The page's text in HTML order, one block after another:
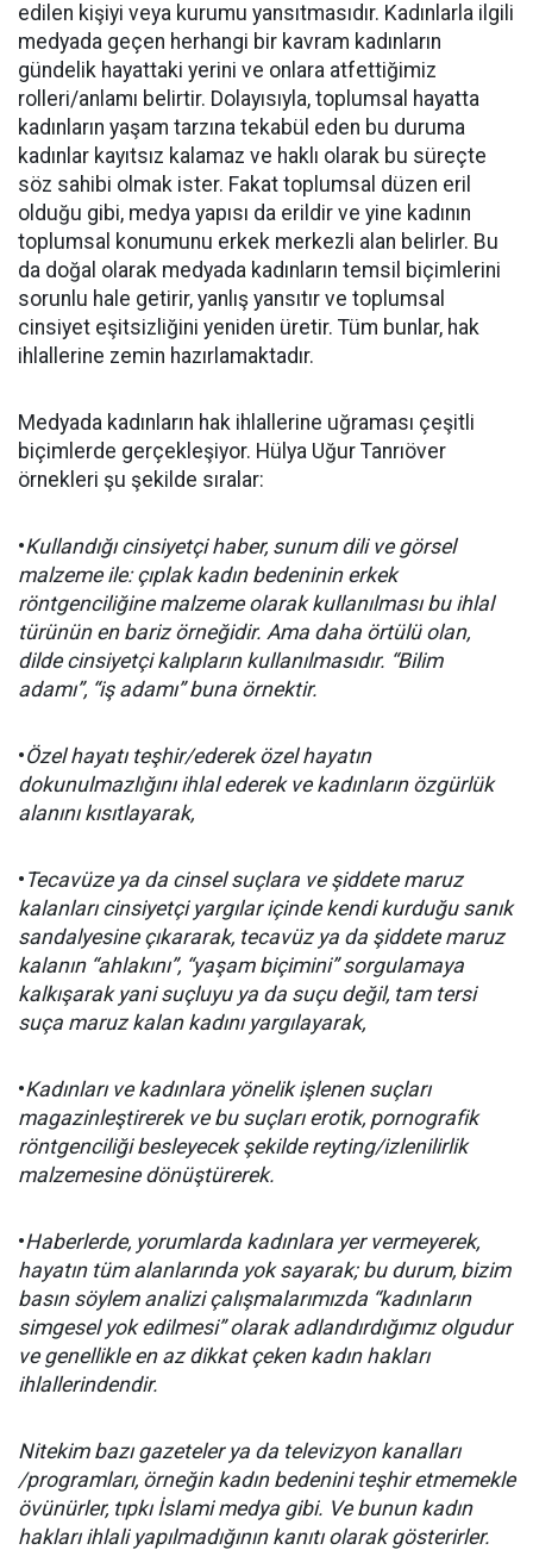
edilen kişiyi veya kurumu yansıtmasıdır. Kadınlarla ilgili
medyada geçen herhangi bir kavram kadınların
gündelik hayattaki yerini ve onlara atfettiğimiz
rolleri/anlamı belirtir. Dolayısıyla, toplumsal hayatta
kadınların yaşam tarzına tekabül eden bu duruma
kadınlar kayıtsız kalamaz ve haklı olarak bu süreçte
söz sahibi olmak ister. Fakat toplumsal düzen eril
olduğu gibi, medya yapısı da erildir ve yine kadının
toplumsal konumunu erkek merkezli alan belirler. Bu
da doğal olarak medyada kadınların temsil biçimlerini
sorunlu hale getirir, yanlış yansıtır ve toplumsal
cinsiyet eşitsizliğini yeniden üretir. Tüm bunlar, hak
ihlallerine zemin hazırlamaktadır.
Medyada kadınların hak ihlallerine uğraması çeşitli
biçimlerde gerçekleşiyor. Hülya Uğur Tanrıöver
örnekleri şu şekilde sıralar:
•Kullandığı cinsiyetçi haber, sunum dili ve görsel
malzeme ile: çıplak kadın bedeninin erkek
röntgenciliğine malzeme olarak kullanılması bu ihlal
türünün en bariz örneğidir. Ama daha örtülü olan,
dilde cinsiyetçi kalıpların kullanılmasıdır. “Bilim
adamı”, “iş adamı” buna örnektir.
•Özel hayatı teşhir/ederek özel hayatın
dokunulmazlığını ihlal ederek ve kadınların özgürlük
alanını kısıtlayarak,
• Tecavüze ya da cinsel suçlara ve şiddete maruz
kalanları cinsiyetçi yargılar içinde kendi kurduğu sanık
sandalyesine çıkararak, tecavüz ya da şiddete maruz
kalanın “ahlakını”, “yaşam biçimini” sorgulamaya
kalkışarak yani suçluyu ya da suçu değil, tam tersi
suça maruz kalan kadını yargılayarak,
•Kadınları ve kadınlara yönelik işlenen suçları
magazinleştirerek ve bu suçları erotik, pornografik
röntgenciliği besleyecek şekilde reyting/izlenilirlik
malzemesine dönüştürerek.
•Haberlerde, yorumlarda kadınlara yer vermeyerek,
hayatın tüm alanlarında yok sayarak; bu durum, bizim
basın söylem analizi çalışmalarımızda “kadınların
simgesel yok edilmesi” olarak adlandırdığımız olgudur
ve genellikle en az dikkat çeken kadın hakları
ihlallerindendir.
Nitekim bazı gazeteler ya da televizyon kanalları
/programları, örneğin kadın bedenini teşhir etmemekle
övünürler, tıpkı İslami medya gibi. Ve bunun kadın
hakları ihlali yapılmadığının kanıtı olarak gösterirler.